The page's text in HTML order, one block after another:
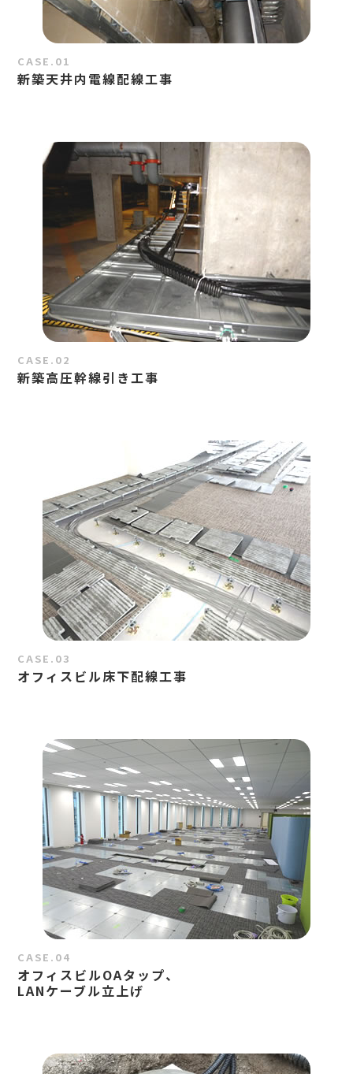
CASE.01
新築天井内電線配線工事
CASE.02
新築高圧幹線引き工事
CASE.03
オフィスビル床下配線工事
CASE.04
オフィスビルOAタップ、
LANケーブル立上げ